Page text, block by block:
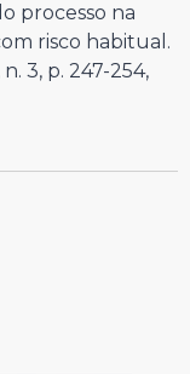
processo na
risco habitual.
3, p. 247-254,